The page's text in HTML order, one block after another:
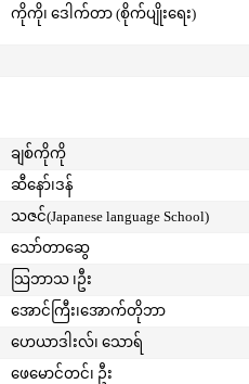
ကိုကို၊ ဒေါက်တာ (စိုက်ပျိုးရေး)
ချစ်ကိုကို
ဆီနော်၊ဒန်
သဇင်(Japanese language School)
သော်တာဆွေ
သြဘာသ ၊ဦး
အောင်ကြီး၊အောက်တိုဘာ
ဟေယာဒါးလ်၊ သောရ်
ဖေမောင်တင်၊ ဦး